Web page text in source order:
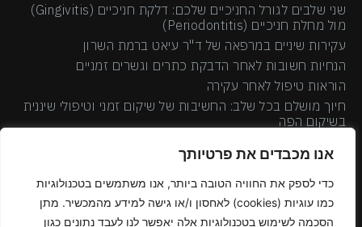
אנו מכבדים את פרטיותך
כדי לספק את החוויה הטובה ביותר, אנו משתמשים בטכנולוגיות
כמו עוגיות (cookies) לאחסון ו/או גישה למידע מהמכשיר. מתן
הסכמה לשימוש בטכנולוגיות אלה יאפשר לנו לעבד נתונים כגון
שני שלבים לגורל החניכיים שלכם: דלקת חניכיים (Gingivitis)
מול מחלת חניכיים (Periodontitis)
עקירות שיניים במרפאה של ד"ר עיאט ברמת השרון
הנחיות חשובות לאחר הדבקת כתרים וגשרים זמניים
הוראות טיפול לאחר עקירה
חיוך מושלם בכל שלב: החשיבות של שיקום זמני וטיפולי שיננית
בשיקום הפה
טיפול שיננית במרפאה: כך תמנעו את דלקת החניכיים הבאה
ריפוי מהיר יותר לאחר השתלות שיניים באמצעות טיפולי פלזמה
השתלות דנטליות – ד"ר עיאט עמאד
כתרים אסתטיים